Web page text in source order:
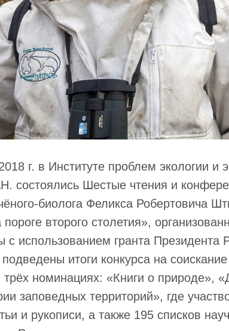
г. в Институте проблем экологии
состоялись Шестые чтения и
биолога Феликса Робертовича
пороге второго столетия»,
с использованием гранта Президента
итоги конкурса на
номинациях: «Книги о природе»,
заповедных территорий», где
и рукописи, а также 195 списков